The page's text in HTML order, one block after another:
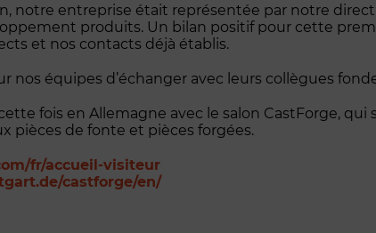
notre entreprise était représentée par notre
produits. Un bilan positif pour cette
et nos contacts déjà établis.
nos équipes d’échanger avec leurs collègues
fois en Allemagne avec le salon CastForge,
pièces de fonte et pièces forgées.
fr/accueil-visiteur:
Fonderie
castforge/en/: